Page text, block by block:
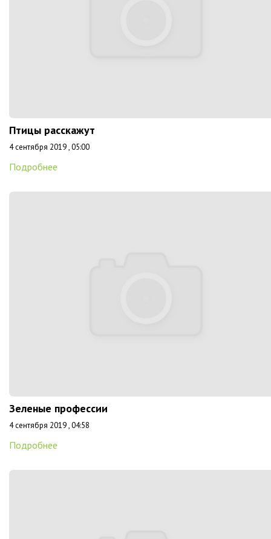
Птицы расскажут
4 сентября 2019 , 05:00
Подробнее
Зеленые профессии
4 сентября 2019 , 04:58
Подробнее